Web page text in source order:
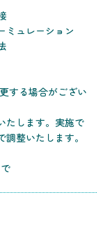
ュレーション
する場合がござい
たします。実施で
整いたします。